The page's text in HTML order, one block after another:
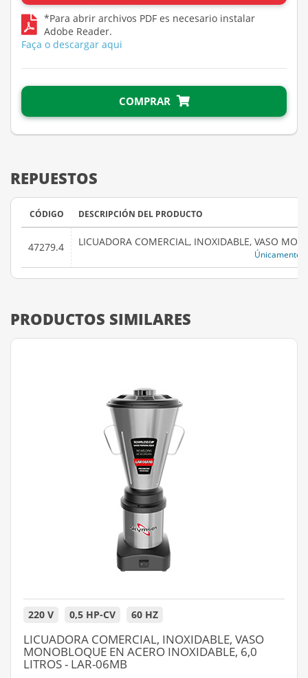
*Para abrir archivos PDF es necesario instalar
Adobe Reader.
Faça o descargar aqui
COMPRAR
REPUESTOS
CÓDIGO DESCRIPCIÓN DEL PRODUCTO
47279.4 LICUADORA COMERCIAL, INOXIDABLE, VASO
Únicamente
PRODUCTOS SIMILARES
220 V 0,5 HP-CV 60 HZ
LICUADORA COMERCIAL, INOXIDABLE, VASO
MONOBLOQUE EN ACERO INOXIDABLE, 6,0
LITROS - LAR-06MB